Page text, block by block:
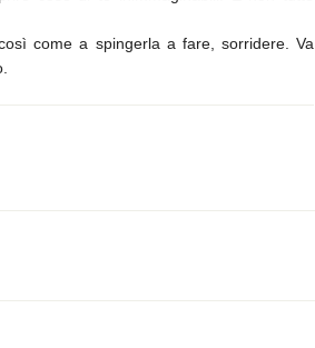
come a spingerla a fare, sorridere. Va